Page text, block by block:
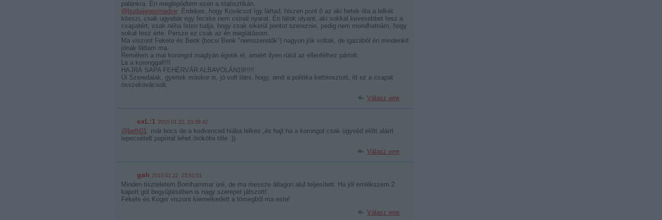
palánkra. Én meglepődtem ezen a statisztikán.
@budaijegesmedve: Érdekes, hogy Kovácsot így láttad, hiszen pont ő az aki hetek óta a lelkét
kiteszi, csak ugyebár egy fecske nem csinál nyarat. Én látok olyant, aki sokkal kevesebbet tesz a
csapatért, csak néha Isten tudja, hogy csak sikerül pontot szereznie, pedig nem mondhatnám, hogy
sokat tesz érte. Persze ez csak az én meglátásom.
Ma viszont Fekete és Benk (bocsi Benk "nemszeretők") nagyon jók voltak, de igazából én mindenkit
jónak láttam ma.
Remélem a mai korongot máglyán égetik el, amiért ilyen rútúl az ellenfélhez pártolt.
Le a koronggal!!!!
HAJRÁ SAPA FEHÉRVÁR ALBAVOLÁN19!!!!!
Ui Szeredaiak, gyertek máskor is, jó volt látni, hogy, amit a politika kettéosztott, itt ez a csapat
összekovácsolt.
Válasz erre
exL:1 2010.01.22. 23:39:42
@beth01: már bocs de a kedvenced hiába lelkes ,és hajt ha a korongot csak ügyvéd előtt aláírt
lepecsételt papírral lehet örökölni tőle :))
Válasz erre
gah 2010.01.22. 23:51:01
Minden tiszteletem Bornhammar úré, de ma messze átlagon alul teljesített. Ha jól emlékszem 2
kapott gól begyűjtésében is nagy szerepet játszott!
Fekete és Kóger viszont kiemelkedett a tömegből ma este!
Válasz erre